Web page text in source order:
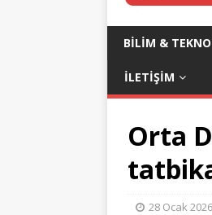
BILIM &
İLETIŞIM
Orta
28 Ocak 2026